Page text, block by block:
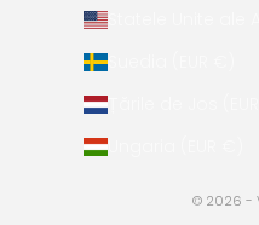
Statele Unite ale
Suedia (EUR €)
Țările de Jos (EUR
Ungaria (EUR €)
© 2026 -